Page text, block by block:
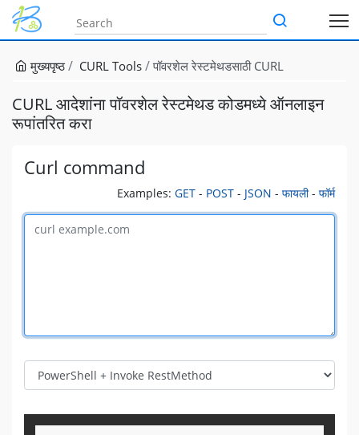
मुख्यपृष्ठ CURL Tools पॉवरशेल रेस्टमेथडसाठी CURL
CURL आदेशांना पॉवरशेल रेस्टमेथड कोडमध्ये ऑनलाइन
रूपांतरित करा
Curl command
Examples: GET - POST - JSON - फायली- फॉर्म
Copy